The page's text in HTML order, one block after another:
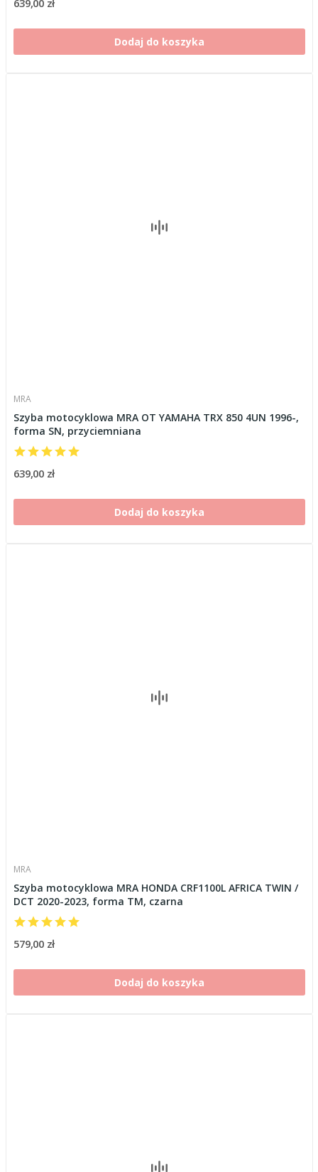
Dodaj do koszyka
MRA
Szyba motocyklowa MRA OT YAMAHA TRX 850 4UN 1996-,
forma SN, przyciemniana
639,00 zł
Dodaj do koszyka
MRA
Szyba motocyklowa MRA HONDA CRF1100L AFRICA TWIN /
DCT 2020-2023, forma TM, czarna
579,00 zł
Dodaj do koszyka